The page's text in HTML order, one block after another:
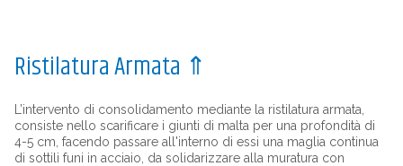
Ristilatura Armata ⇑
L’intervento di consolidamento mediante la ristilatura armata,
consiste nello scarificare i giunti di malta per una profondità di
4-5 cm, facendo passare all'interno di essi una maglia continua
di sottili funi in acciaio, da solidarizzare alla muratura con